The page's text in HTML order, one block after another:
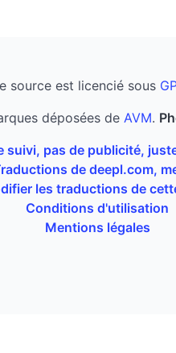
source est licencié sous
déposées de AVM.
suivi, pas de publicité,
de deepl.com,
les traductions de
Conditions d'utilisation
Mentions légales